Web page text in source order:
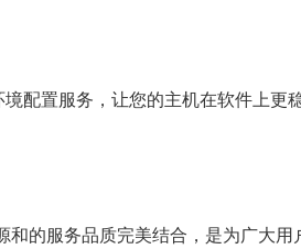
配置服务，让您的主机在软件上更
的服务品质完美结合，是为广大